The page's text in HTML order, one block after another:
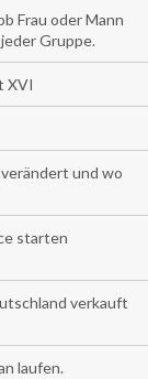
Frau oder Mann
Gruppe.
XVI
und wo
starten
verkauft
laufen.